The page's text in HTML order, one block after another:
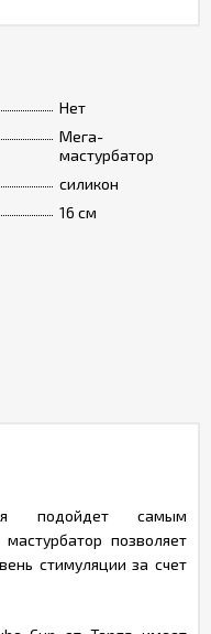
Нет
Мега-
мастурбатор
силикон
16 см
подойдет самым
позволяет
стимуляции за счет